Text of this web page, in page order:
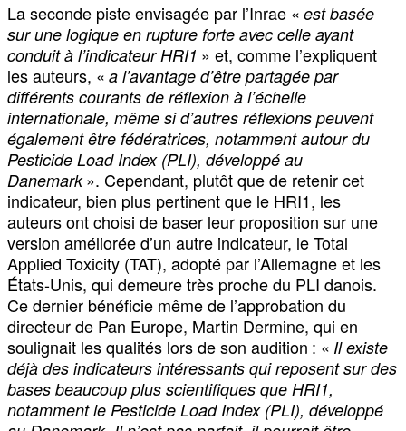
La seconde piste envisagée par l’Inrae « est basée
sur une logique en rupture forte avec celle ayant
conduit à l’indicateur HRI1 » et, comme l’expliquent
les auteurs, « a l’avantage d’être partagée par
différents courants de réflexion à l’échelle
internationale, même si d’autres réflexions peuvent
également être fédératrices, notamment autour du
Pesticide Load Index (PLI), développé au
Danemark». Cependant, plutôt que de retenir cet
indicateur, bien plus pertinent que le HRI1, les
auteurs ont choisi de baser leur proposition sur une
version améliorée d’un autre indicateur, le Total
Applied Toxicity (TAT), adopté par l’Allemagne et les
États-Unis, qui demeure très proche du PLI danois.
Ce dernier bénéficie même de l’approbation du
directeur de Pan Europe, Martin Dermine, qui en
soulignait les qualités lors de son audition : « Il existe
déjà des indicateurs intéressants qui reposent sur des
bases beaucoup plus scientifiques que HRI1,
notamment le Pesticide Load Index (PLI), développé